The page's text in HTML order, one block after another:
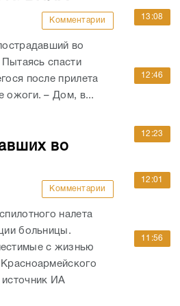
Комментарии
во
спасти
после прилета
ожоги. – Дом, в...
во
Комментарии
налета
больницы.
с жизнью
ИА
13:08
12:46
12:23
12:01
11:56